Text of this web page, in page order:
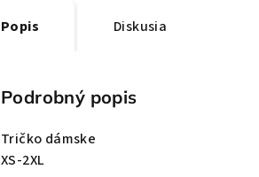
Popis Diskusia
Podrobný popis
Tričko dámske
XS-2XL